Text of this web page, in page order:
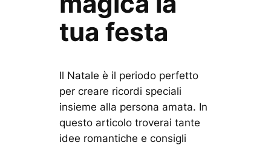
tua festa
Il Natale è il periodo perfetto
per creare ricordi speciali
insieme alla persona amata. In
questo articolo troverai tante
idee romantiche e consigli